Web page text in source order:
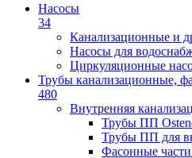
Насосы
34
Канализационные и
Насосы для
Циркуляционные
Трубы канализационные,
480
Внутренняя
Трубы ПП
Трубы ПП для
Фасонные